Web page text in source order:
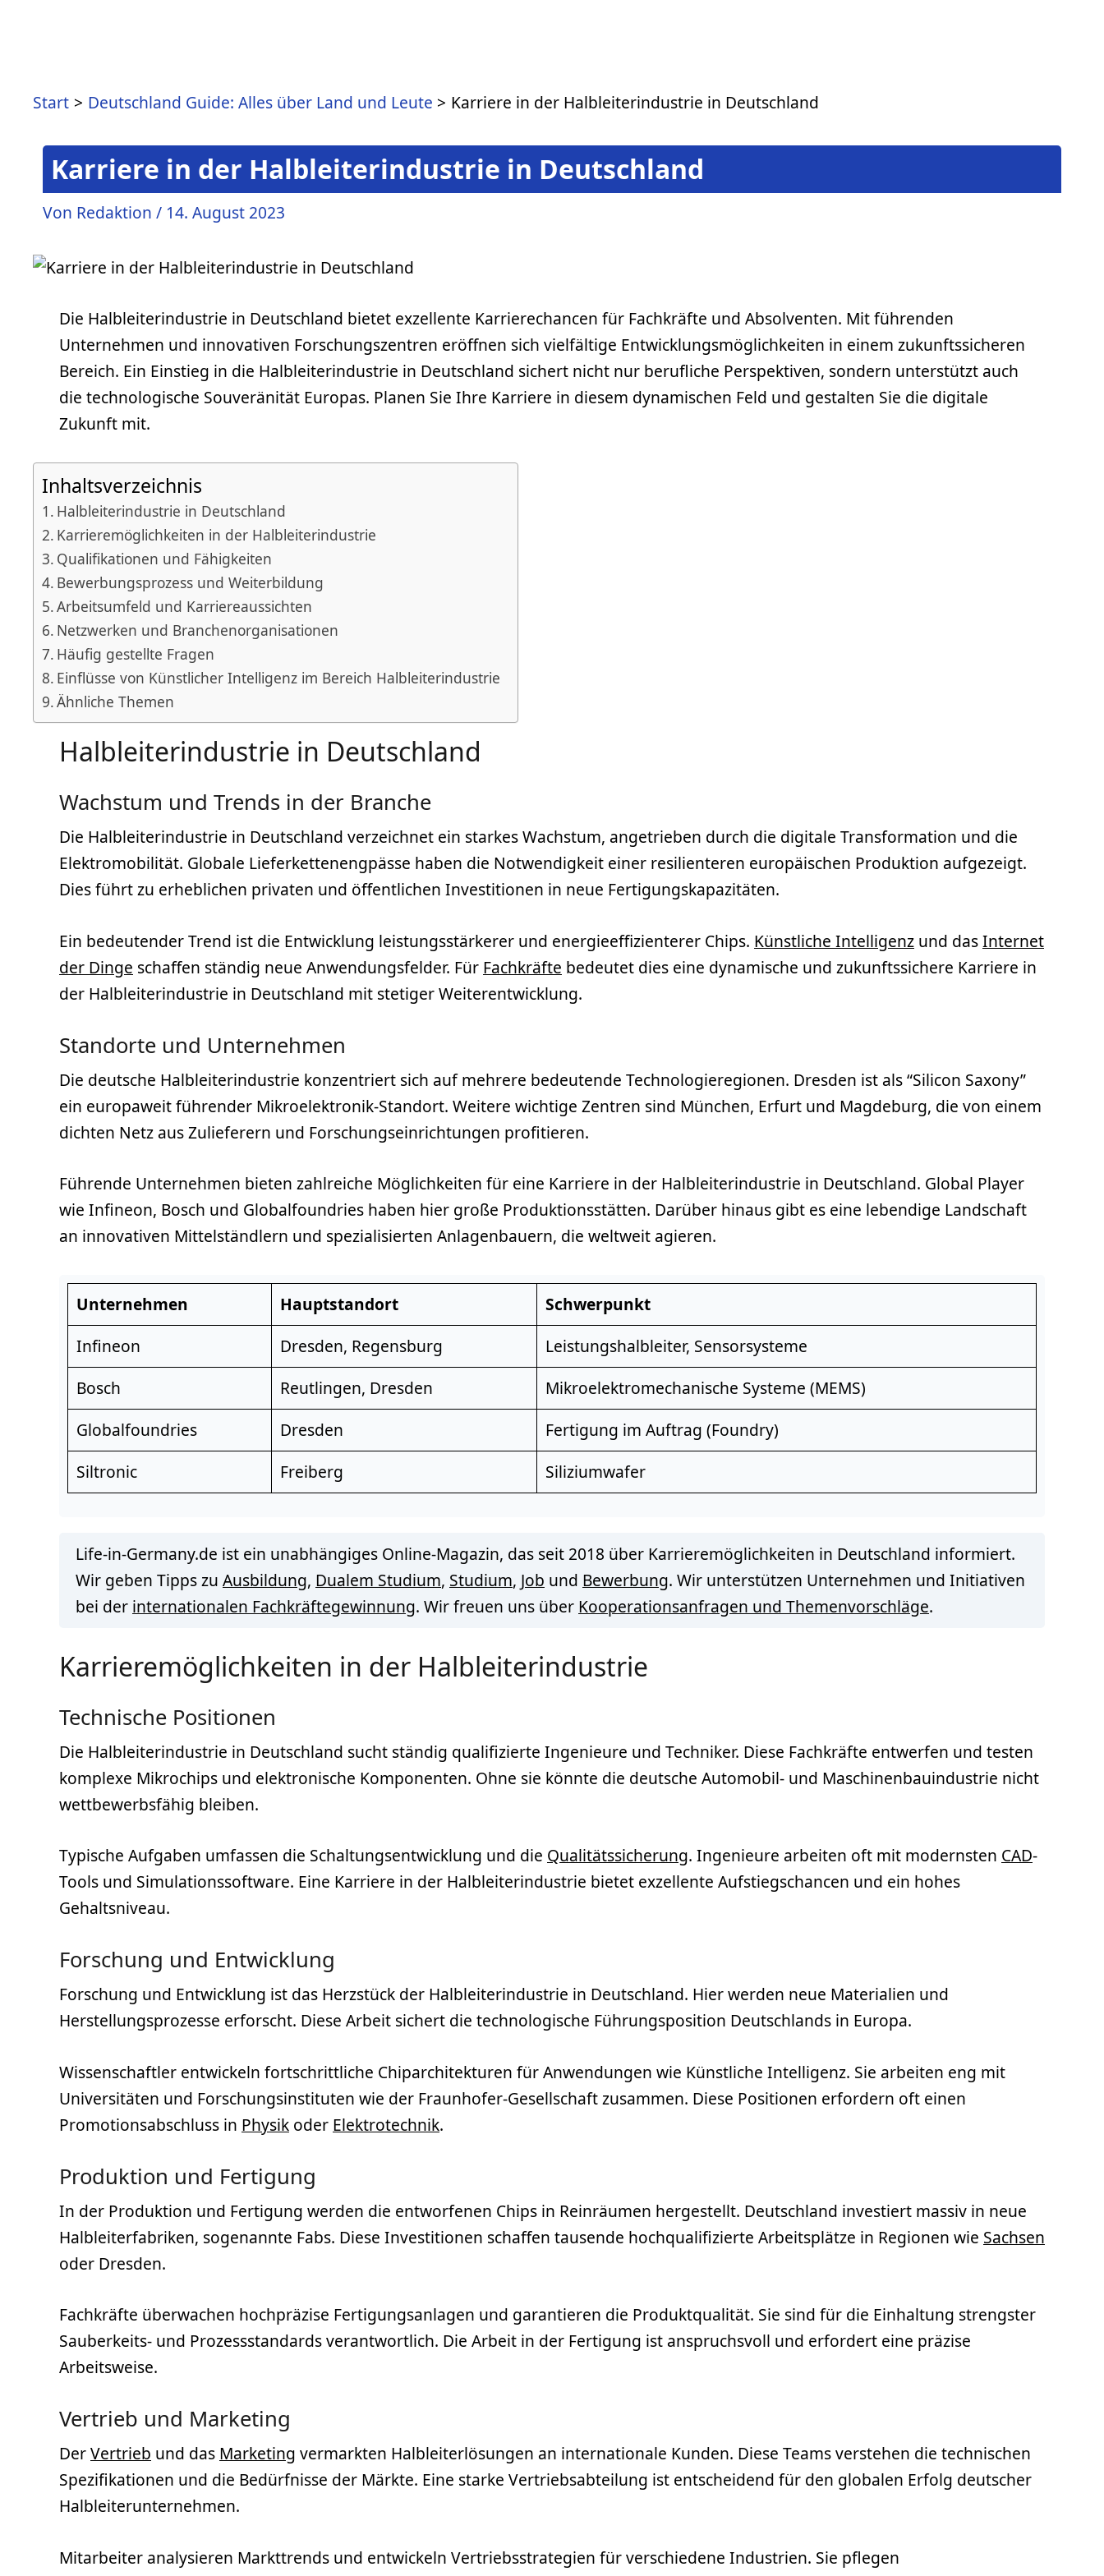
Start Deutschland Guide: Alles über Land und Leute Karriere in der Halbleiterindustrie in Deutschland
Karriere in der Halbleiterindustrie in Deutschland
Von Redaktion / 14. August 2023
Die Halbleiterindustrie in Deutschland bietet exzellente Karrierechancen für Fachkräfte und Absolventen. Mit führenden
Unternehmen und innovativen Forschungszentren eröffnen sich vielfältige Entwicklungsmöglichkeiten in einem zukunftssicheren
Bereich. Ein Einstieg in die Halbleiterindustrie in Deutschland sichert nicht nur berufliche Perspektiven, sondern unterstützt auch
die technologische Souveränität Europas. Planen Sie Ihre Karriere in diesem dynamischen Feld und gestalten Sie die digitale
Zukunft mit.
Inhaltsverzeichnis
Halbleiterindustrie in Deutschland
Karrieremöglichkeiten in der Halbleiterindustrie
Qualifikationen und Fähigkeiten
Bewerbungsprozess und Weiterbildung
Arbeitsumfeld und Karriereaussichten
Netzwerken und Branchenorganisationen
Häufig gestellte Fragen
Einflüsse von Künstlicher Intelligenz im Bereich Halbleiterindustrie
Ähnliche Themen
Halbleiterindustrie in Deutschland
Wachstum und Trends in der Branche
Die Halbleiterindustrie in Deutschland verzeichnet ein starkes Wachstum, angetrieben durch die digitale Transformation und die
Elektromobilität. Globale Lieferkettenengpässe haben die Notwendigkeit einer resilienteren europäischen Produktion aufgezeigt.
Dies führt zu erheblichen privaten und öffentlichen Investitionen in neue Fertigungskapazitäten.
Ein bedeutender Trend ist die Entwicklung leistungsstärkerer und energieeffizienterer Chips. Künstliche Intelligenz und dasInternet
der Dinge schaffen ständig neue Anwendungsfelder. Für Fachkräfte bedeutet dies eine dynamische und zukunftssichere Karriere in
der Halbleiterindustrie in Deutschland mit stetiger Weiterentwicklung.
Standorte und Unternehmen
Die deutsche Halbleiterindustrie konzentriert sich auf mehrere bedeutende Technologieregionen. Dresden ist als “Silicon Saxony”
ein europaweit führender Mikroelektronik-Standort. Weitere wichtige Zentren sind München, Erfurt und Magdeburg, die von einem
dichten Netz aus Zulieferern und Forschungseinrichtungen profitieren.
Führende Unternehmen bieten zahlreiche Möglichkeiten für eine Karriere in der Halbleiterindustrie in Deutschland. Global Player
wie Infineon, Bosch und Globalfoundries haben hier große Produktionsstätten. Darüber hinaus gibt es eine lebendige Landschaft
an innovativen Mittelständlern und spezialisierten Anlagenbauern, die weltweit agieren.
Unternehmen Hauptstandort
Schwerpunkt
Infineon
Dresden, Regensburg
Leistungshalbleiter, Sensorsysteme
Bosch
Reutlingen, Dresden
Mikroelektromechanische Systeme (MEMS)
Globalfoundries
Dresden
Fertigung im Auftrag (Foundry)
Siltronic
Freiberg Siliziumwafer
Life-in-Germany.de ist ein unabhängiges Online-Magazin, das seit 2018 über Karrieremöglichkeiten in Deutschland informiert.
Wir geben Tipps zu Ausbildung, Dualem Studium, Studium, Job und Bewerbung. Wir unterstützen Unternehmen und Initiativen
bei der internationalen Fachkräftegewinnung. Wir freuen uns über Kooperationsanfragen und Themenvorschläge.
Karrieremöglichkeiten in der Halbleiterindustrie
Technische Positionen
Die Halbleiterindustrie in Deutschland sucht ständig qualifizierte Ingenieure und Techniker. Diese Fachkräfte entwerfen und testen
komplexe Mikrochips und elektronische Komponenten. Ohne sie könnte die deutsche Automobil- und Maschinenbauindustrie nicht
wettbewerbsfähig bleiben.
Typische Aufgaben umfassen die Schaltungsentwicklung und die Qualitätssicherung. Ingenieure arbeiten oft mit modernsten CAD-
Tools und Simulationssoftware. Eine Karriere in der Halbleiterindustrie bietet exzellente Aufstiegschancen und ein hohes
Gehaltsniveau.
Forschung und Entwicklung
Forschung und Entwicklung ist das Herzstück der Halbleiterindustrie in Deutschland. Hier werden neue Materialien und
Herstellungsprozesse erforscht. Diese Arbeit sichert die technologische Führungsposition Deutschlands in Europa.
Wissenschaftler entwickeln fortschrittliche Chiparchitekturen für Anwendungen wie Künstliche Intelligenz. Sie arbeiten eng mit
Universitäten und Forschungsinstituten wie der Fraunhofer-Gesellschaft zusammen. Diese Positionen erfordern oft einen
Promotionsabschluss in Physik oder Elektrotechnik.
Produktion und Fertigung
In der Produktion und Fertigung werden die entworfenen Chips in Reinräumen hergestellt. Deutschland investiert massiv in neue
Halbleiterfabriken, sogenannte Fabs. Diese Investitionen schaffen tausende hochqualifizierte Arbeitsplätze in Regionen wie Sachsen
oder Dresden.
Fachkräfte überwachen hochpräzise Fertigungsanlagen und garantieren die Produktqualität. Sie sind für die Einhaltung strengster
Sauberkeits- und Prozessstandards verantwortlich. Die Arbeit in der Fertigung ist anspruchsvoll und erfordert eine präzise
Arbeitsweise.
Vertrieb und Marketing
DerVertrieb und das Marketing vermarkten Halbleiterlösungen an internationale Kunden. Diese Teams verstehen die technischen
Spezifikationen und die Bedürfnisse der Märkte. Eine starke Vertriebsabteilung ist entscheidend für den globalen Erfolg deutscher
Halbleiterunternehmen.
Mitarbeiter analysieren Markttrends und entwickeln Vertriebsstrategien für verschiedene Industrien. Sie pflegen